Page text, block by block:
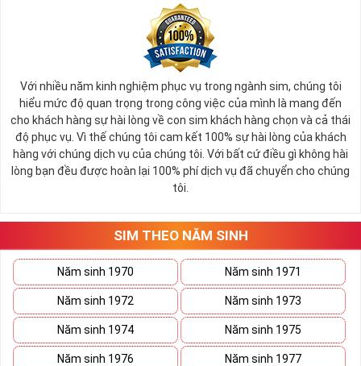
Với nhiều năm kinh nghiệm phục vụ trong ngành sim, chúng tôi
hiểu mức độ quan trọng trong công việc của mình là mang đến
cho khách hàng sự hài lòng về con sim khách hàng chọn và cả thái
độ phục vụ. Vì thế chúng tôi cam kết 100% sự hài lòng của khách
hàng với chúng dịch vụ của chúng tôi. Với bất cứ điều gì không hài
lòng bạn đều được hoàn lại 100% phí dịch vụ đã chuyển cho chúng
tôi.
SIM THEO NĂM SINH
Năm sinh 1970 Năm sinh 1971
Năm sinh 1972 Năm sinh 1973
Năm sinh 1974 Năm sinh 1975
Năm sinh 1976 Năm sinh 1977